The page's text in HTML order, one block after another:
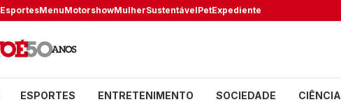
EsportesMenuMotorshowMulherSustentávelPetExpediente
ESPORTES ENTRETENIMENTO SOCIEDADE CIÊNCIA